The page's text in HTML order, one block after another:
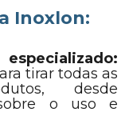
Inoxlon:
tirar todas as
desde
o uso e